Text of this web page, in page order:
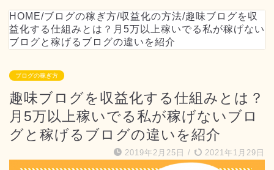
HOME/ブログの稼ぎ方/収益化の方法/趣味ブログを収
益化する仕組みとは？月5万以上稼いでる私が稼げない
ブログと稼げるブログの違いを紹介
ブログの稼ぎ方
趣味ブログを収益化する仕組みとは？
月5万以上稼いでる私が稼げないブロ
グと稼げるブログの違いを紹介
2019年2月25日 / 2021年1月29日